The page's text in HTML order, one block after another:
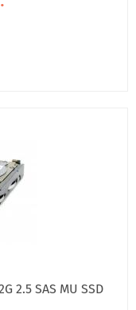
2.5 SAS MU SSD